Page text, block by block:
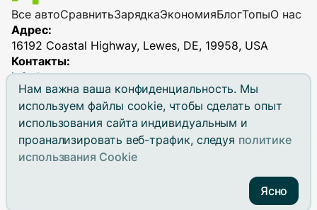
Нам важна ваша конфиденциальность. Мы
используем файлы cookie, чтобы сделать опыт
использования сайта индивидуальным и
проанализировать веб-трафик, следуя политике
использвания Cookie
Ясно
Все автоСравнитьЗарядкаЭкономияБлогТопыО нас
Адрес:
16192 Coastal Highway, Lewes, DE, 19958, USA
Контакты:
info@greencarscompare.com
© 2026 Green Cars Compare. All rights reserved.
Brand names, model names and logos are registered